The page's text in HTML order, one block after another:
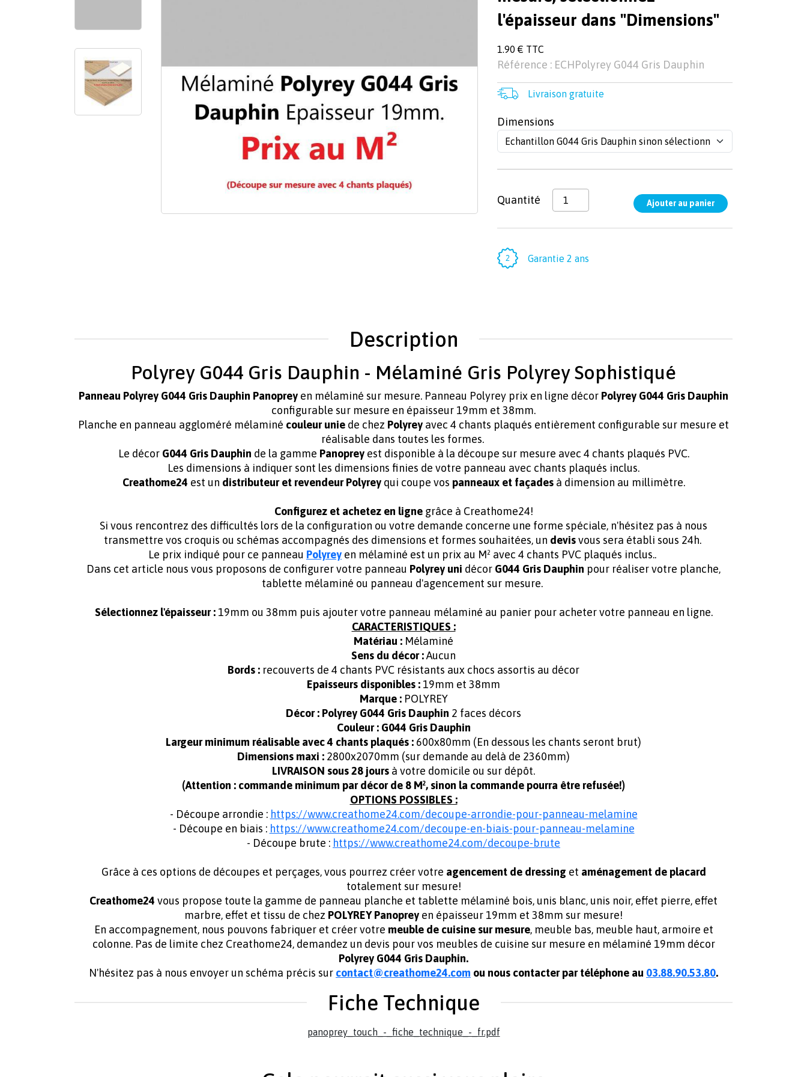
l'épaisseur dans "Dimensions"
1.90 € TTC
Référence : ECHPolyrey G044 Gris Dauphin
Livraison gratuite
Dimensions
Quantité
Garantie 2 ans
Description
Polyrey G044 Gris Dauphin - Mélaminé Gris Polyrey Sophistiqué
Panneau Polyrey G044 Gris Dauphin Panoprey en mélaminé sur mesure. Panneau Polyrey prix en ligne décor Polyrey G044 Gris Dauphin
configurable sur mesure en épaisseur 19mm et 38mm.
Planche en panneau aggloméré mélaminé couleur unie de chez Polyrey avec 4 chants plaqués entièrement configurable sur mesure et
réalisable dans toutes les formes.
Le décor G044 Gris Dauphin de la gamme Panopreyest disponible à la découpe sur mesure avec 4 chants plaqués PVC.
Les dimensions à indiquer sont les dimensions finies de votre panneau avec chants plaqués inclus.
Creathome24 est un distributeur et revendeur Polyreyqui coupe vos panneaux et façadesà dimension au millimètre.
Configurez et achetez en lignegrâce à Creathome24!
Si vous rencontrez des difficultés lors de la configuration ou votre demande concerne une forme spéciale, n'hésitez pas à nous
transmettre vos croquis ou schémas accompagnés des dimensions et formes souhaitées, un devisvous sera établi sous 24h.
Le prix indiqué pour ce panneau Polyrey en mélaminé est un prix au M² avec 4 chants PVC plaqués inclus..
Dans cet article nous vous proposons de configurer votre panneau Polyrey uni décor G044 Gris Dauphin pour réaliser votre planche,
tablette mélaminé ou panneau d'agencement sur mesure.
Sélectionnez l'épaisseur :19mm ou 38mm puis ajouter votre panneau mélaminé au panier pour acheter votre panneau en ligne.
CARACTERISTIQUES :
Matériau : Mélaminé
Sens du décor :Aucun
Bords : recouverts de 4 chants PVC résistants aux chocs assortis au décor
Epaisseurs disponibles : 19mm et 38mm
Marque :POLYREY
Décor : Polyrey G044 Gris Dauphin 2 faces décors
Couleur : G044 Gris Dauphin
Largeur minimum réalisable avec 4 chants plaqués : 600x80mm (En dessous les chants seront brut)
Dimensions maxi : 2800x2070mm (sur demande au delà de 2360mm)
LIVRAISON sous 28 jours à votre domicile ou sur dépôt.
(Attention : commande minimum par décor de 8 M², sinon la commande pourra être refusée!)
OPTIONS POSSIBLES :
- Découpe arrondie : https://www.creathome24.com/decoupe-arrondie-pour-panneau-melamine
- Découpe en biais : https://www.creathome24.com/decoupe-en-biais-pour-panneau-melamine
- Découpe brute : https://www.creathome24.com/decoupe-brute
Grâce à ces options de découpes et perçages, vous pourrez créer votre agencement de dressing et aménagement de placard
totalement sur mesure!
Creathome24 vous propose toute la gamme de panneau planche et tablette mélaminé bois, unis blanc, unis noir, effet pierre, effet
marbre, effet et tissu de chez POLYREY Panoprey en épaisseur 19mm et 38mm sur mesure!
En accompagnement, nous pouvons fabriquer et créer votre meuble de cuisine sur mesure, meuble bas, meuble haut, armoire et
colonne. Pas de limite chez Creathome24, demandez un devis pour vos meubles de cuisine sur mesure en mélaminé 19mm décor
Polyrey G044 Gris Dauphin.
N'hésitez pas à nous envoyer un schéma précis sur contact@creathome24.com ou nous contacter par téléphone au 03.88.90.53.80.
Fiche Technique
panoprey_touch_-_fiche_technique_-_fr.pdf